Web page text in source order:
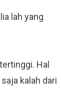
lah yang
Hal
kalah dari